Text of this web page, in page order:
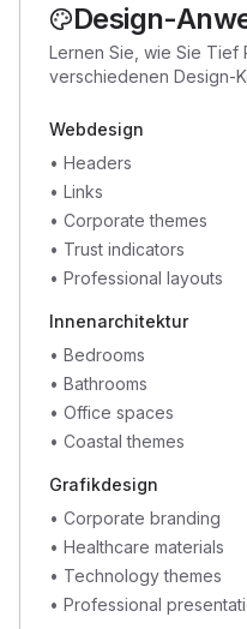
Design-
Lernen Sie, wie Sie Tief
verschiedenen Design-
Webdesign
• Headers
• Links
• Corporate themes
• Trust indicators
• Professional layouts
Innenarchitektur
• Bedrooms
• Bathrooms
• Office spaces
• Coastal themes
Grafikdesign
• Corporate branding
• Healthcare materials
• Technology themes
• Professional